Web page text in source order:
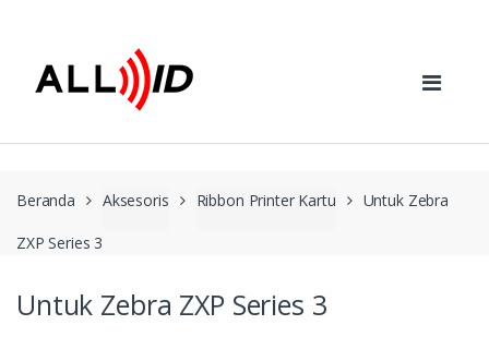
Beranda Aksesoris Ribbon Printer Kartu Untuk Zebra
ZXP Series 3
Untuk Zebra ZXP Series 3